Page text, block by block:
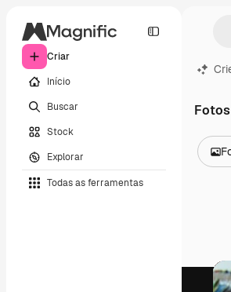
Criar
Início
Buscar
Stock
Explorar
Todas as ferramentas